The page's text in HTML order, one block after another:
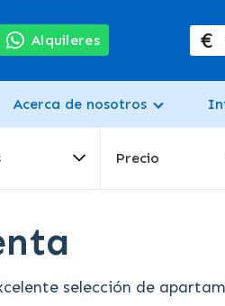
Alquileres €
Acerca de nosotros
Precio
selección de